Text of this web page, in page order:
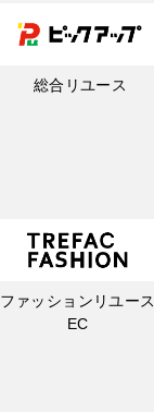
総合リユース
ファッションリユース
EC